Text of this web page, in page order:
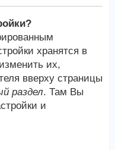
хранятся в
их,
вверху страницы
раздел. Там Вы
и